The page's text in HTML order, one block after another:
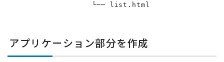
                   └── list.html
アプリケーション部分を作成